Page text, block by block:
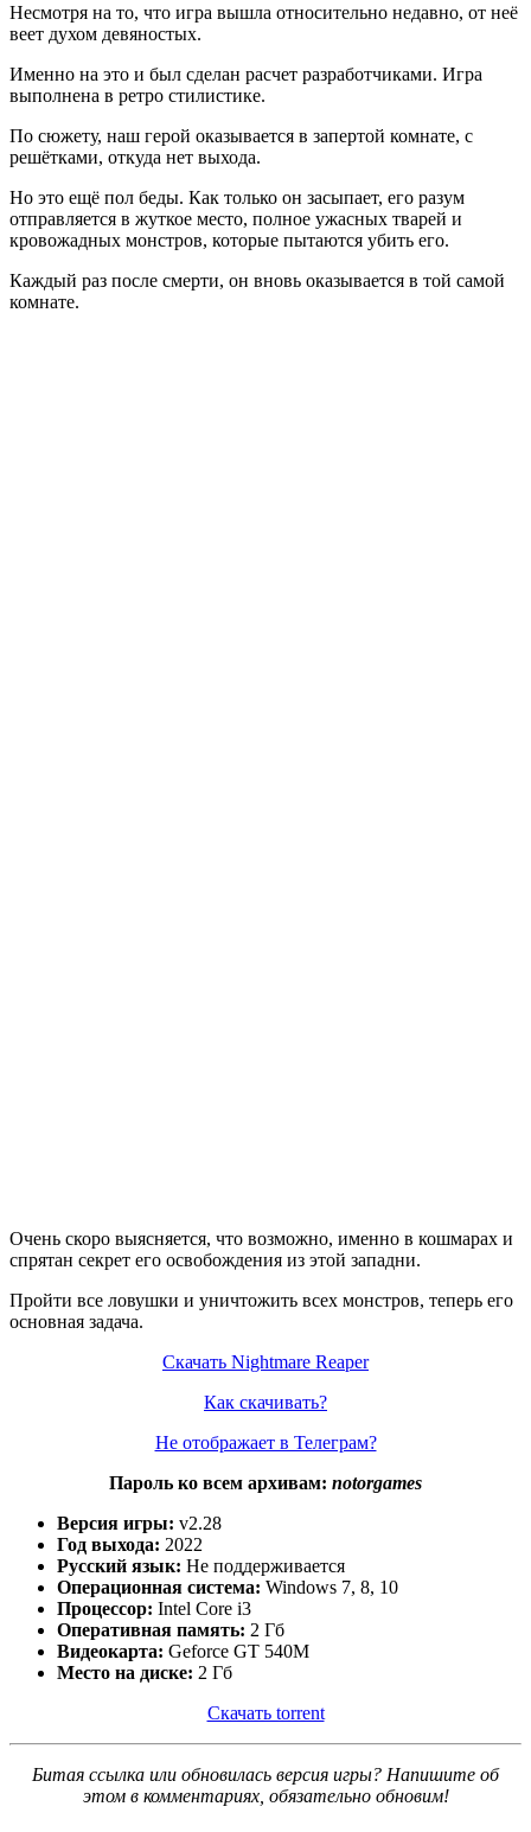
Несмотря на то, что игра вышла относительно недавно, от неё
веет духом девяностых.
Именно на это и был сделан расчет разработчиками. Игра
выполнена в ретро стилистике.
По сюжету, наш герой оказывается в запертой комнате, с
решётками, откуда нет выхода.
Но это ещё пол беды. Как только он засыпает, его разум
отправляется в жуткое место, полное ужасных тварей и
кровожадных монстров, которые пытаются убить его.
Каждый раз после смерти, он вновь оказывается в той самой
комнате.
Очень скоро выясняется, что возможно, именно в кошмарах и
спрятан секрет его освобождения из этой западни.
Пройти все ловушки и уничтожить всех монстров, теперь его
основная задача.
Скачать Nightmare Reaper
Как скачивать?
Не отображает в Телеграм?
Пароль ко всем архивам: notorgames
Версия игры: v2.28
Год выхода: 2022
Русский язык: Не поддерживается
Операционная система: Windows 7, 8, 10
Процессор: Intel Core i3
Оперативная память: 2 Гб
Видеокарта: Geforce GT 540M
Место на диске: 2 Гб
Скачать torrent
Битая ссылка или обновилась версия игры? Напишите об
этом в комментариях, обязательно обновим!